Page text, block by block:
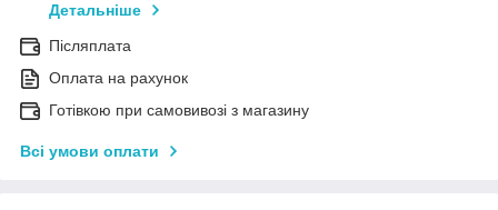
Детальніше
Післяплата
Оплата на рахунок
Готівкою при самовивозі з магазину
Всі умови оплати